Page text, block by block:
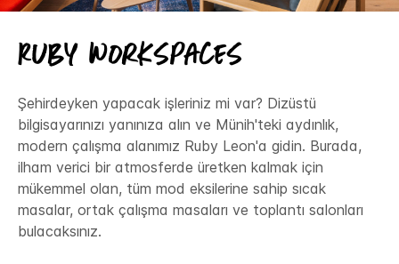
Ruby Workspaces
Şehirdeyken yapacak işleriniz mi var? Dizüstü
bilgisayarınızı yanınıza alın ve Münih'teki aydınlık,
modern çalışma alanımız Ruby Leon'a gidin. Burada,
ilham verici bir atmosferde üretken kalmak için
mükemmel olan, tüm mod eksilerine sahip sıcak
masalar, ortak çalışma masaları ve toplantı salonları
bulacaksınız.